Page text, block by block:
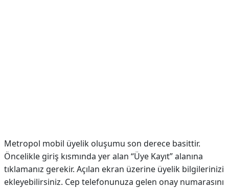
Metropol mobil üyelik oluşumu son derece basittir.
Öncelikle giriş kısmında yer alan “Üye Kayıt” alanına
tıklamanız gerekir. Açılan ekran üzerine üyelik bilgilerinizi
ekleyebilirsiniz. Cep telefonunuza gelen onay numarasını